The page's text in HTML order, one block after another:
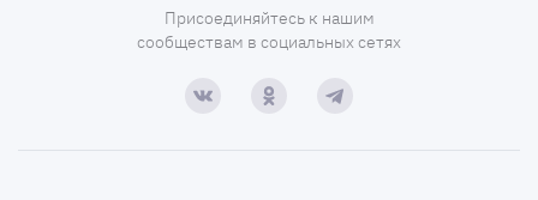
Присоединяйтесь к нашим
сообществам в социальных сетях